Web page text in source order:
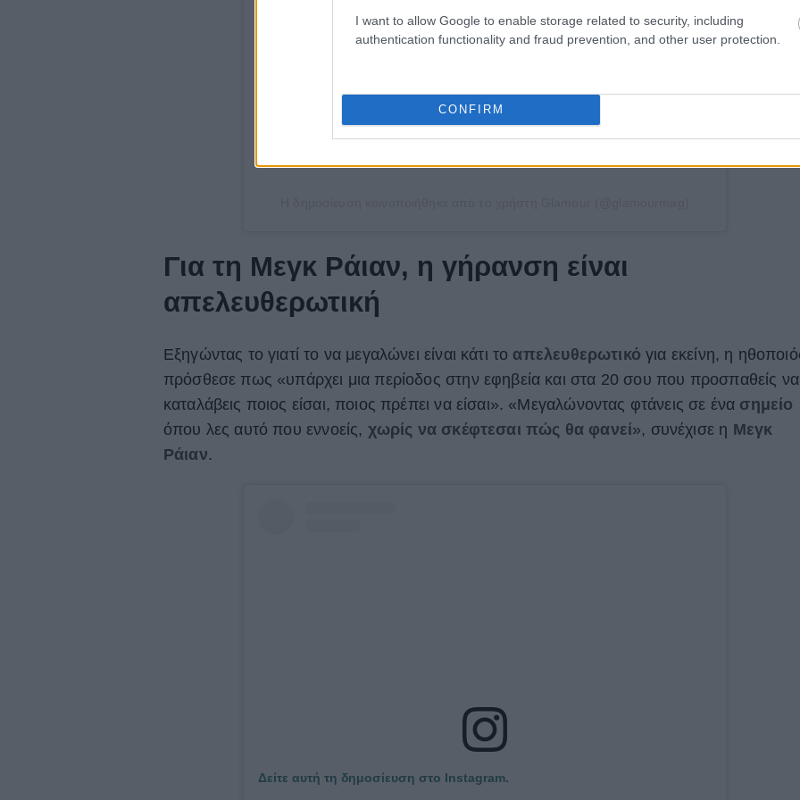
I want to allow Google to enable storage related to security, including
authentication functionality and fraud prevention, and other user protection.
CONFIRM
Για τη Μεγκ Ράιαν, η γήρανση είναι
απελευθερωτική
Εξηγώντας το γιατί το να μεγαλώνει είναι κάτι το απελευθερωτικό για εκείνη, η
πρόσθεσε πως «υπάρχει μια περίοδος στην εφηβεία και στα 20 σου που προσπαθείς να
καταλάβεις ποιος είσαι, ποιος πρέπει να είσαι». «Μεγαλώνοντας φτάνεις σε ένα σημείο
όπου λες αυτό που εννοείς, χωρίς να σκέφτεσαι πώς θα φανεί», συνέχισε η Μεγκ
Ράιαν.
Δείτε αυτή τη δημοσίευση στο Instagram.